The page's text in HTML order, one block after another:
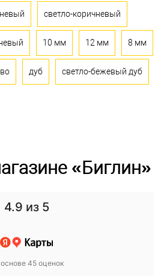
светло-коричневый
10 мм 12 мм 8 мм
дуб светло-бежевый дуб
«Биглин»
4.9 из 5
45 оценок